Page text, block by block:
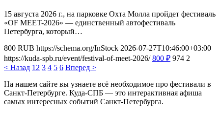
15 августа 2026 г., на парковке Охта Молла пройдет фестиваль
«OF MEET-2026» — единственный автофестиваль
Петербурга, который…
800 RUB https://schema.org/InStock 2026-07-27T10:46:00+03:00
https://kuda-spb.ru/event/festival-of-meet-2026/ 800 ₽ 974 2
< Назад 1 2 3 4 5 6 Вперед >
На нашем сайте вы узнаете всё необходимое про фестивали в
Санкт-Петербурге. Куда-СПБ — это интерактивная афиша
самых интересных событий Санкт-Петербурга.